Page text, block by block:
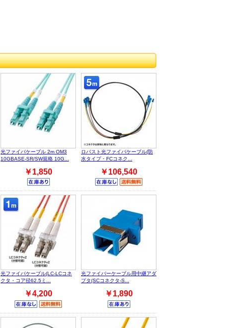
光ファイバケーブル 2m OM3
10GBASE-SR/SW規格 10G...
￥1,850
ロバスト光ファイバケーブル(防
水タイプ・FCコネク...
￥106,540
光ファイバケーブル(LC-LCコネ
クタ・コア径62.5ミ...
￥4,200
光ファイバーケーブル用中継アダ
プタ(SCコネクタ-S...
￥1,890